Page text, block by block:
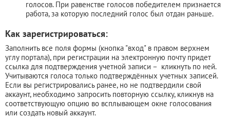
голосов. При равенстве голосов победителем признается
работа, за которую последний голос был отдан раньше.
Как зарегистрироваться:
Заполнить все поля формы (кнопка "вход" в правом верхнем
углу портала), при регистрации на электронную почту придет
ссылка для подтверждения учетной записи – кликнуть по ней.
Учитываются голоса только подтверждённых учетных записей.
Если вы регистрировались ранее, но не подтвердили свой
аккаунт, необходимо запросить повторную ссылку, кликнув на
соответствующую опцию во всплывающем окне голосования
или создать новый аккаунт.